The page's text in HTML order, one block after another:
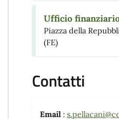
Ufficio
Piazza della
(FE)
Contatti
Email :